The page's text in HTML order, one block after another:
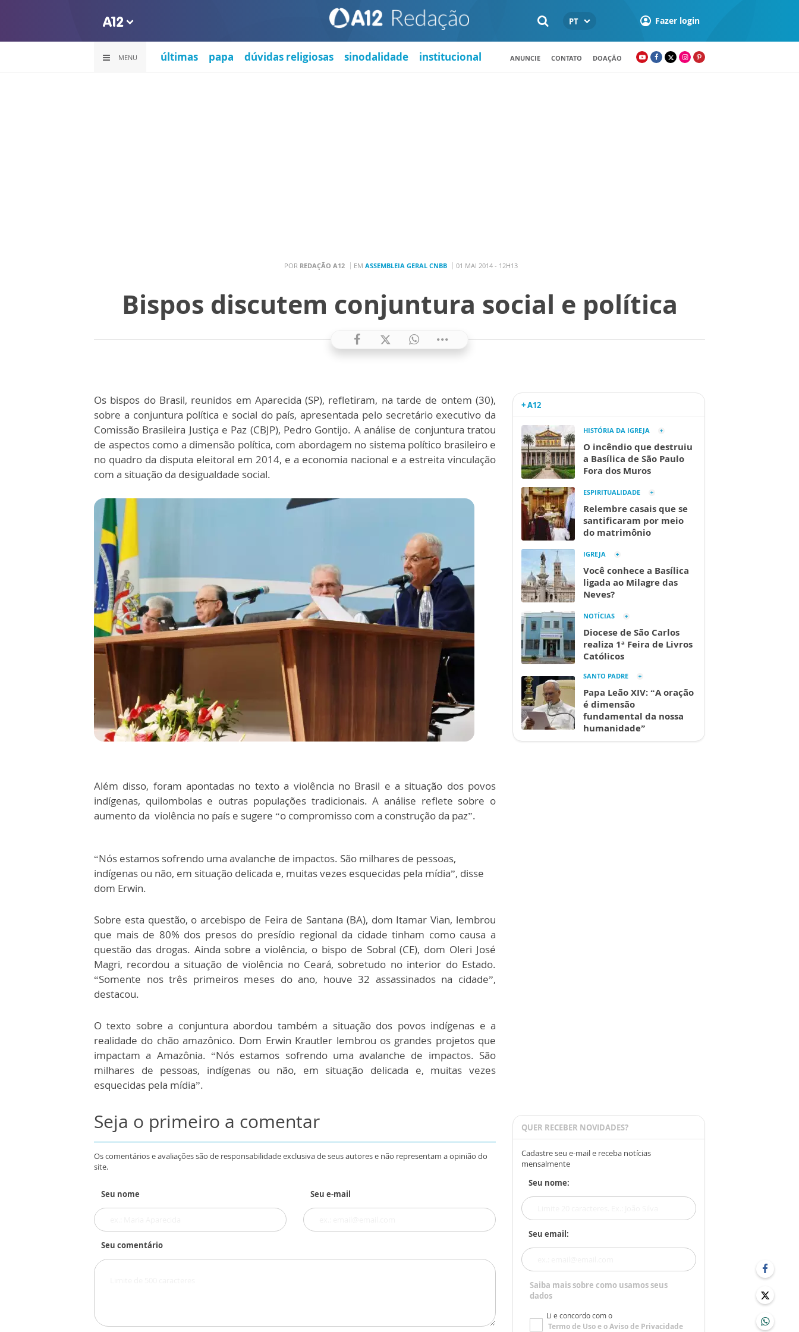
PT Fazer login
MENU últimas papa dúvidas religiosas sinodalidade institucional ANUNCIE CONTATO DOAÇÃO
POR REDAÇÃO A12 EM ASSEMBLEIA GERAL CNBB 01 MAI 2014 - 12H13
Bispos discutem conjuntura social e política
Os bispos do Brasil, reunidos em Aparecida (SP), refletiram, na tarde de ontem (30),
sobre a conjuntura política e social do país, apresentada pelo secretário executivo da
Comissão Brasileira Justiça e Paz (CBJP), Pedro Gontijo. A análise de conjuntura tratou
de aspectos como a dimensão política, com abordagem no sistema político brasileiro e
no quadro da disputa eleitoral em 2014, e a economia nacional e a estreita vinculação
com a situação da desigualdade social.
Além disso, foram apontadas no texto a violência no Brasil e a situação dos povos
indígenas, quilombolas e outras populações tradicionais. A análise reflete sobre o
aumento da violência no país e sugere “o compromisso com a construção da paz”.
“Nós estamos sofrendo uma avalanche de impactos. São milhares de pessoas,
indígenas ou não, em situação delicada e, muitas vezes esquecidas pela mídia”, disse
dom Erwin.
Sobre esta questão, o arcebispo de Feira de Santana (BA), dom Itamar Vian, lembrou
que mais de 80% dos presos do presídio regional da cidade tinham como causa a
questão das drogas. Ainda sobre a violência, o bispo de Sobral (CE), dom Oleri José
Magri, recordou a situação de violência no Ceará, sobretudo no interior do Estado.
“Somente nos três primeiros meses do ano, houve 32 assassinados na cidade”,
destacou.
O texto sobre a conjuntura abordou também a situação dos povos indígenas e a
realidade do chão amazônico. Dom Erwin Krautler lembrou os grandes projetos que
impactam a Amazônia. “Nós estamos sofrendo uma avalanche de impactos. São
milhares de pessoas, indígenas ou não, em situação delicada e, muitas vezes
esquecidas pela mídia”.
Seja o primeiro a comentar
Os comentários e avaliações são de responsabilidade exclusiva de seus autores e não representam a opinião do
site.
Seu nome Seu e-mail
Seu comentário
+ A12
HISTÓRIA DA IGREJA
O incêndio que destruiu
a Basílica de São Paulo
Fora dos Muros
ESPIRITUALIDADE
Relembre casais que se
santificaram por meio
do matrimônio
IGREJA
Você conhece a Basílica
ligada ao Milagre das
Neves?
NOTÍCIAS
Diocese de São Carlos
realiza 1ª Feira de Livros
Católicos
SANTO PADRE
Papa Leão XIV: “A oração
é dimensão
fundamental da nossa
humanidade”
QUER RECEBER NOVIDADES?
Cadastre seu e-mail e receba notícias
mensalmente
Seu nome:
Seu email:
Saiba mais sobre como usamos seus
dados
Li e concordo com o
Termo de Usoe oAviso de Privacidade